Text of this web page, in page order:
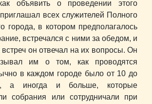
объявить о проведении этого
всех служителей Полного
города, в котором предполагалось
встречался с ними за обедом, и
он отвечал на их вопросы. Он
им о том, как проводятся
в каждом городе было от 10 до
а иногда и больше, которые
собрания или сотрудничали при